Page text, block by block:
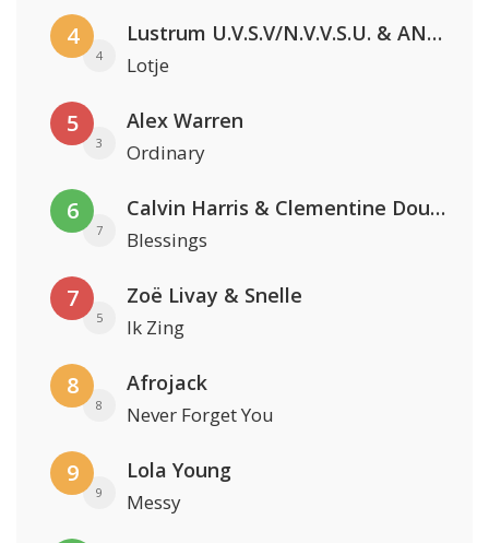
4
4
Lustrum U.V.S.V/N.V.V.S.U. & ANNO ONS & Jopke van Dobbenburgh & Roeland Beelen
Lotje
5
3
Alex Warren
Ordinary
6
7
Calvin Harris & Clementine Douglas
Blessings
7
5
Zoë Livay & Snelle
Ik Zing
8
8
Afrojack
Never Forget You
9
9
Lola Young
Messy